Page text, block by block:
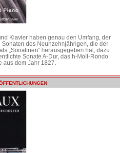
Klavier haben genau den Umfang, der
des Neunzehnjährigen, die der
„Sonatinen“ herausgegeben hat, dazu
Sonate A-Dur, das h-Moll-Rondo
dem Jahr 1827.